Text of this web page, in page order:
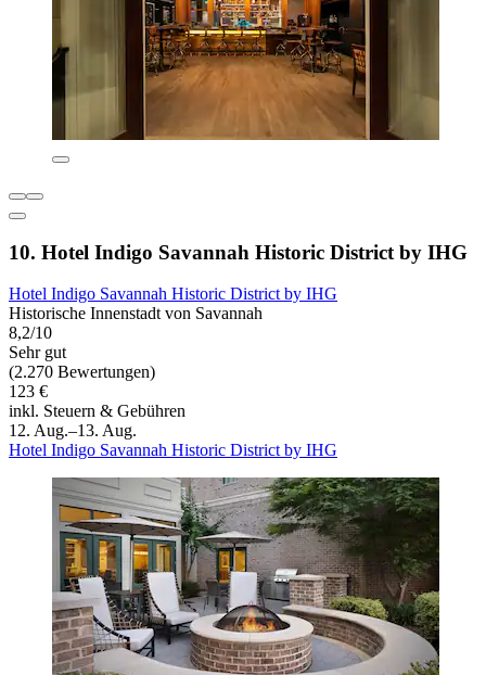
10. Hotel Indigo Savannah Historic District by IHG
Hotel Indigo Savannah Historic District by IHG
Historische Innenstadt von Savannah
8,2/10
Sehr gut
(2.270 Bewertungen)
123 €
inkl. Steuern & Gebühren
12. Aug.–13. Aug.
Hotel Indigo Savannah Historic District by IHG